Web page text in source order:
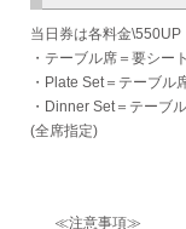
当日券は各料金\550UP
・テーブル席＝要シー
・Plate Set＝テーブル
・Dinner Set＝テーブ
(全席指定)
≪注意事項≫